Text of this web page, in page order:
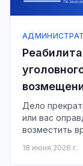
Дело
или вас
возместить
18 июня 2026 г.